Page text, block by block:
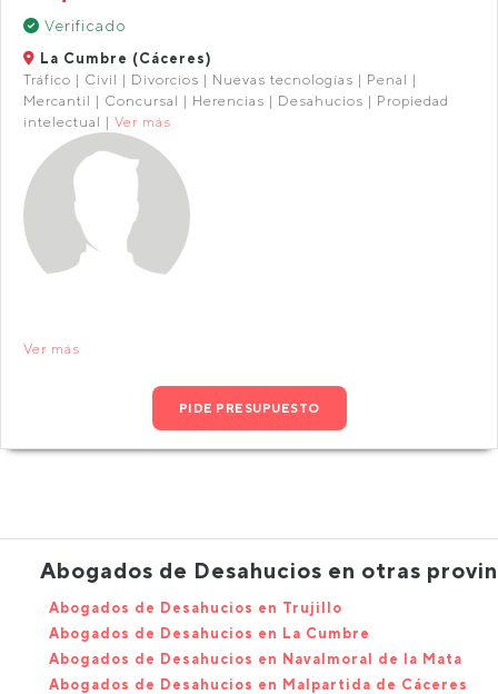
Verificado
La Cumbre (Cáceres)
Tráfico | Civil | Divorcios | Nuevas tecnologías | Penal |
Mercantil | Concursal | Herencias | Desahucios | Propiedad
intelectual | Ver más
Ver más
PIDE PRESUPUESTO
Abogados de Desahucios en otras
Abogados de Desahucios en Trujillo
Abogados de Desahucios en La Cumbre
Abogados de Desahucios en Navalmoral de la Mata
Abogados de Desahucios en Malpartida de Cáceres